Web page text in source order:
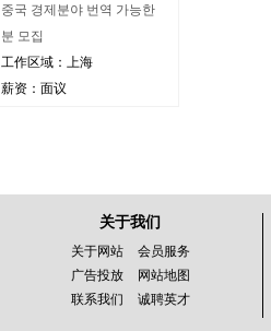
중국 경제분야 번역 가능한
분 모집
工作区域：上海
薪资：面议
关于我们
关于网站
会员服务
广告投放
网站地图
联系我们
诚聘英才